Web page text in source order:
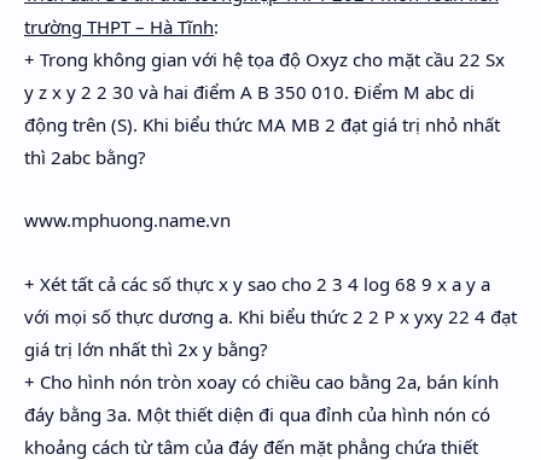
trường THPT – Hà Tĩnh:
+ Trong không gian với hệ tọa độ Oxyz cho mặt cầu 22 Sx
y z x y 2 2 30 và hai điểm A B 350 010. Điểm M abc di
động trên (S). Khi biểu thức MA MB 2 đạt giá trị nhỏ nhất
thì 2abc bằng?
www.mphuong.name.vn
+ Xét tất cả các số thực x y sao cho 2 3 4 log 68 9 x a y a
với mọi số thực dương a. Khi biểu thức 2 2 P x yxy 22 4 đạt
giá trị lớn nhất thì 2x y bằng?
+ Cho hình nón tròn xoay có chiều cao bằng 2a, bán kính
đáy bằng 3a. Một thiết diện đi qua đỉnh của hình nón có
khoảng cách từ tâm của đáy đến mặt phẳng chứa thiết